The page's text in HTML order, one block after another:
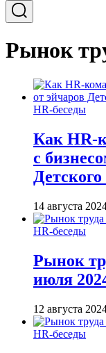
Рынок
HR-беседы
Как HR-
с
14 августа
HR-беседы
Рынок
июля
12 августа
HR-беседы